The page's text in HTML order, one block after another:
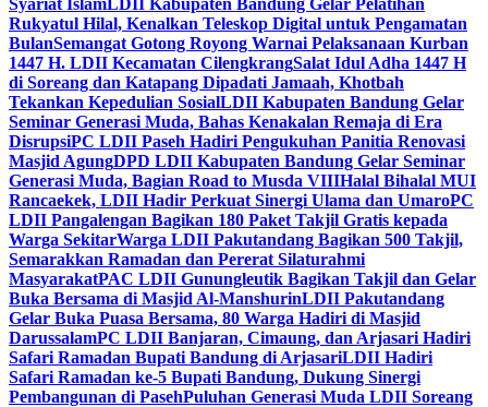
Syariat IslamLDII Kabupaten Bandung Gelar Pelatihan
Rukyatul Hilal, Kenalkan Teleskop Digital untuk Pengamatan
BulanSemangat Gotong Royong Warnai Pelaksanaan Kurban
1447 H. LDII Kecamatan CilengkrangSalat Idul Adha 1447 H
di Soreang dan Katapang Dipadati Jamaah, Khotbah
Tekankan Kepedulian SosialLDII Kabupaten Bandung Gelar
Seminar Generasi Muda, Bahas Kenakalan Remaja di Era
DisrupsiPC LDII Paseh Hadiri Pengukuhan Panitia Renovasi
Masjid AgungDPD LDII Kabupaten Bandung Gelar Seminar
Generasi Muda, Bagian Road to Musda VIIIHalal Bihalal MUI
Rancaekek, LDII Hadir Perkuat Sinergi Ulama dan UmaroPC
LDII Pangalengan Bagikan 180 Paket Takjil Gratis kepada
Warga SekitarWarga LDII Pakutandang Bagikan 500 Takjil,
Semarakkan Ramadan dan Pererat Silaturahmi
MasyarakatPAC LDII Gunungleutik Bagikan Takjil dan Gelar
Buka Bersama di Masjid Al-ManshurinLDII Pakutandang
Gelar Buka Puasa Bersama, 80 Warga Hadiri di Masjid
DarussalamPC LDII Banjaran, Cimaung, dan Arjasari Hadiri
Safari Ramadan Bupati Bandung di ArjasariLDII Hadiri
Safari Ramadan ke-5 Bupati Bandung, Dukung Sinergi
Pembangunan di PasehPuluhan Generasi Muda LDII Soreang